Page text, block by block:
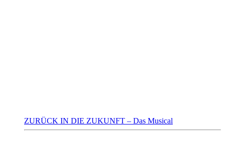
ZURÜCK IN DIE ZUKUNFT – Das Musical